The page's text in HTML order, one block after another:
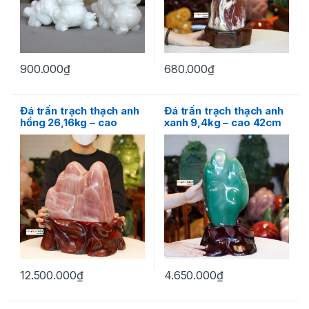
900.000₫ 680.000₫
Đá trấn trạch thạch anh
hồng 26,16kg – cao
40cm
12.500.000₫
Đá trấn trạch thạch anh
xanh 9,4kg – cao 42cm
4.650.000₫